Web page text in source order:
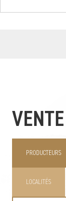
PRODUCTEURS
LOCALITÉS